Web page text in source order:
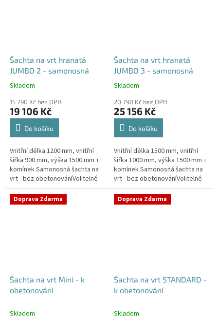
Šachta na vrt hranatá
JUMBO 2 - samonosná
Průměrné
produktu
je
5,0
hvězdiček.
Skladem
15 790 Kč bez DPH
19 106 Kč
Do košíku
Vnitřní délka 1200 mm, vnitřní
šířka 900 mm, výška 1500 mm +
komínek Samonosná šachta na
vrt - bez obetonováníVolitelné
průměry i pozice prostupů na
pažení vrtu, hadice i...
Šachta na vrt hranatá
JUMBO 3 - samonosná
Průměrné
produktu
je
5,0
hvězdiček.
Skladem
20 790 Kč bez DPH
25 156 Kč
Do košíku
Vnitřní délka 1500 mm, vnitřní
šířka 1000 mm, výška 1500 mm +
komínek Samonosná šachta na
vrt - bez obetonováníVolitelné
průměry i pozice prostupů na
pažení vrtu, hadice i...
Doprava Zdarma
Šachta na vrt Mini - k
obetonování
Skladem
Doprava Zdarma
Šachta na vrt STANDARD -
k obetonování
Skladem